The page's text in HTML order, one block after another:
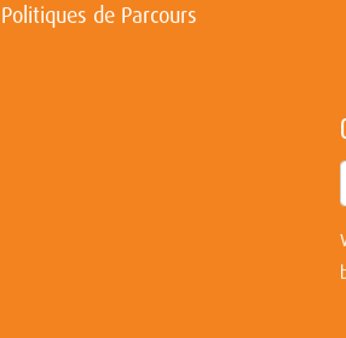
Politiques de Parcours